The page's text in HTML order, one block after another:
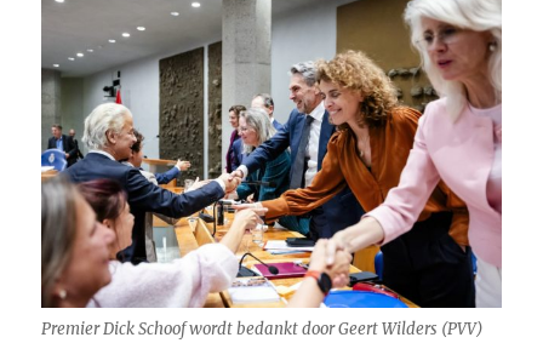
Premier Dick Schoof wordt bedankt door Geert Wilders (PVV)